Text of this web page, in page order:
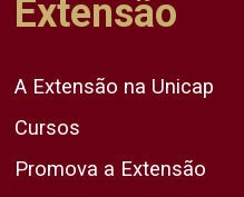
Extensão
A Extensão na Unicap
Cursos
Promova a Extensão